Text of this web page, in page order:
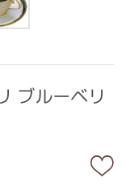
ブルーベリ